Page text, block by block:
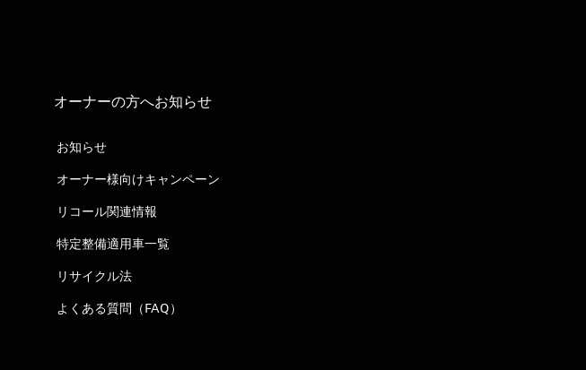
オーナーの方へお知らせ
お知らせ
オーナー様向けキャンペーン
リコール関連情報
特定整備適用車一覧
リサイクル法
よくある質問（FAQ）